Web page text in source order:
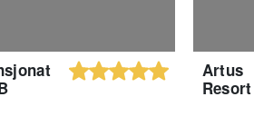
Artus
Resort